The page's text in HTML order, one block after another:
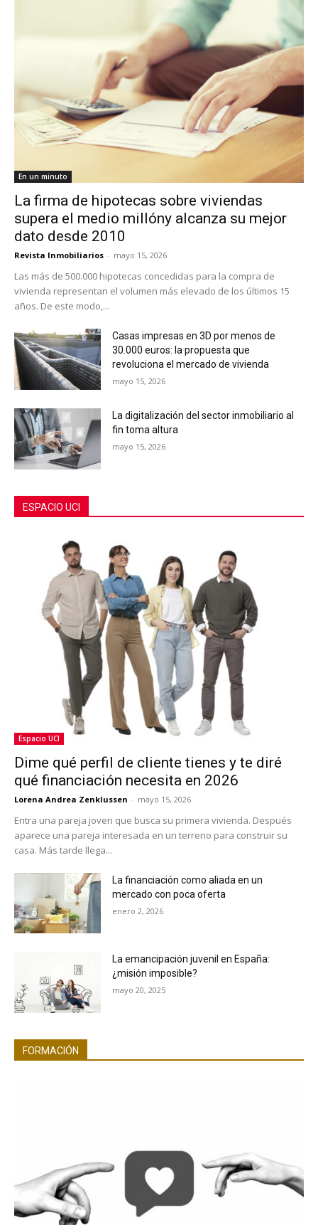
En un minuto
La firma de hipotecas sobre viviendas
supera el medio millóny alcanza su mejor
dato desde 2010
Revista Inmobiliarios - mayo 15, 2026
Las más de 500.000 hipotecas concedidas para la compra de
vivienda representan el volumen más elevado de los últimos 15
años. De este modo,...
Casas impresas en 3D por menos de
30.000 euros: la propuesta que
revoluciona el mercado de vivienda
mayo 15, 2026
La digitalización del sector inmobiliario al
fin toma altura
mayo 15, 2026
ESPACIO UCI
Espacio UCI
Dime qué perfil de cliente tienes y te diré
qué financiación necesita en 2026
Lorena Andrea Zenklussen - mayo 15, 2026
Entra una pareja joven que busca su primera vivienda. Después
aparece una pareja interesada en un terreno para construir su
casa. Más tarde llega...
La financiación como aliada en un
mercado con poca oferta
enero 2, 2026
La emancipación juvenil en España:
¿misión imposible?
mayo 20, 2025
FORMACIÓN